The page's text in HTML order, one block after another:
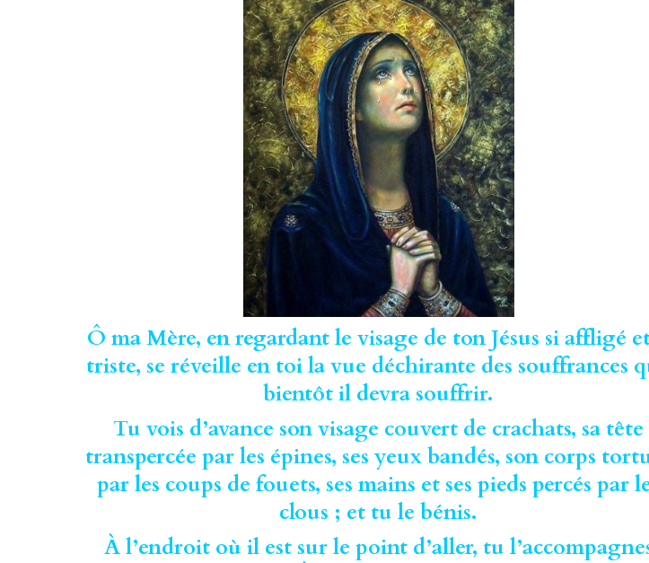
Ô ma Mère, en regardant le visage de ton Jésus si affligé
triste, se réveille en toi la vue déchirante des souffrances
bientôt il devra souffrir.
Tu vois d’avance son visage couvert de crachats, sa tête
transpercée par les épines, ses yeux bandés, son corps
par les coups de fouets, ses mains et ses pieds percés par
clous ; et tu le bénis.
À l’endroit où il est sur le point d’aller, tu